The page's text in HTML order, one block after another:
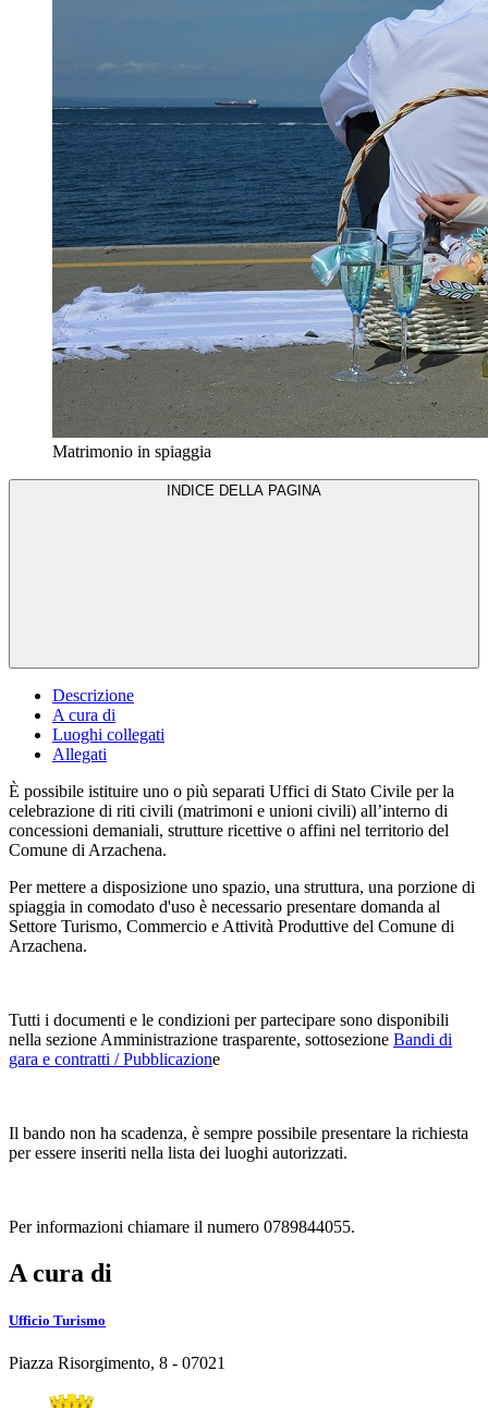
Matrimonio in spiaggia
Descrizione
A cura di
Luoghi collegati
Allegati
È possibile istituire uno o più separati Uffici di Stato Civile per la
celebrazione di riti civili (matrimoni e unioni civili) all’interno di
concessioni demaniali, strutture ricettive o affini nel territorio del
Comune di Arzachena.
Per mettere a disposizione uno spazio, una struttura, una porzione di
spiaggia in comodato d'uso è necessario presentare domanda al
Settore Turismo, Commercio e Attività Produttive del Comune di
Arzachena.
Tutti i documenti e le condizioni per partecipare sono disponibili
nella sezione Amministrazione trasparente, sottosezione Bandi di
gara e contratti / Pubblicazione
Il bando non ha scadenza, è sempre possibile presentare la richiesta
per essere inseriti nella lista dei luoghi autorizzati.
Per informazioni chiamare il numero 0789844055.
A cura di
Ufficio Turismo
Piazza Risorgimento, 8 - 07021